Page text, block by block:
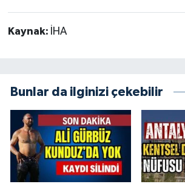
Kaynak: İHA
Bunlar da ilginizi çekebilir